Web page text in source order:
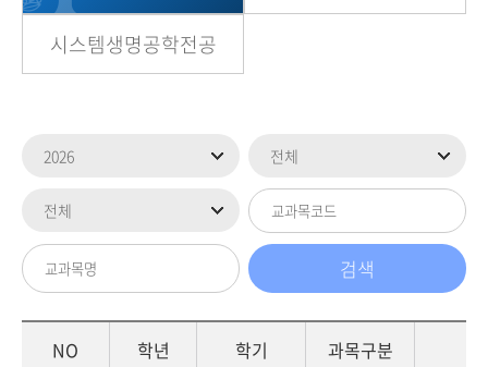
시스템생명공학전공
NO 학년 학기 과목구분